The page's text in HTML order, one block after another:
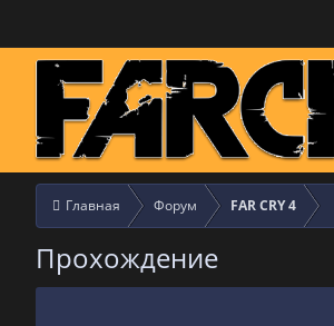
Главная Форум FAR CRY 4
Прохождение